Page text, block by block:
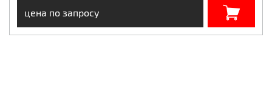
цена по запросу